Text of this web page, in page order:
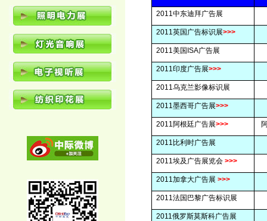
2011中东迪拜广告展
2011英国广告标识展>>>
2011美国 ISA广告展
2011印度广告展>>>
2011乌克兰影像标识展
2011墨西哥广告展>>>
2011阿根廷广告展>>>
2011 比利时广告展
2011埃及广告展览会>>>
2011加拿大广告展 >>>
2011法国巴黎广告标识展
2011俄罗斯莫斯科广告展